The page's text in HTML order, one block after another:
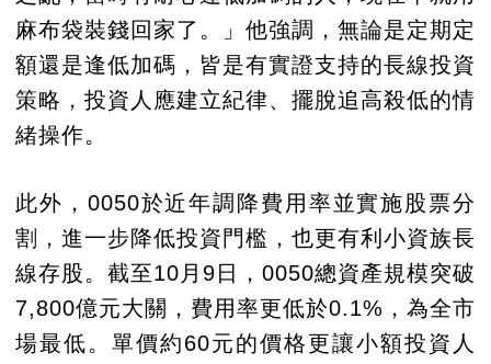
麻布袋裝錢回家了。」他強調，無論是定期定
額還是逢低加碼，皆是有實證支持的長線投資
策略，投資人應建立紀律、擺脫追高殺低的情
緒操作。
此外，0050於近年調降費用率並實施股票分
割，進一步降低投資門檻，也更有利小資族長
線存股。截至10月9日，0050總資產規模突破
7,800億元大關，費用率更低於0.1%，為全市
場最低。單價約60元的價格更讓小額投資人